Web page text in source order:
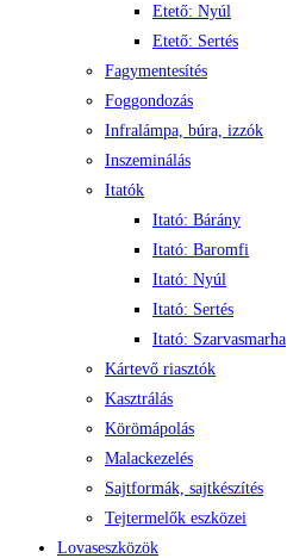
Etető: Nyúl
Etető: Sertés
Fagymentesítés
Foggondozás
Infralámpa, búra, izzók
Inszeminálás
Itatók
Itató: Bárány
Itató: Baromfi
Itató: Nyúl
Itató: Sertés
Itató: Szarvasmarha
Kártevő riasztók
Kasztrálás
Körömápolás
Malackezelés
Sajtformák, sajtkészítés
Tejtermelők eszközei
Lovaseszközök